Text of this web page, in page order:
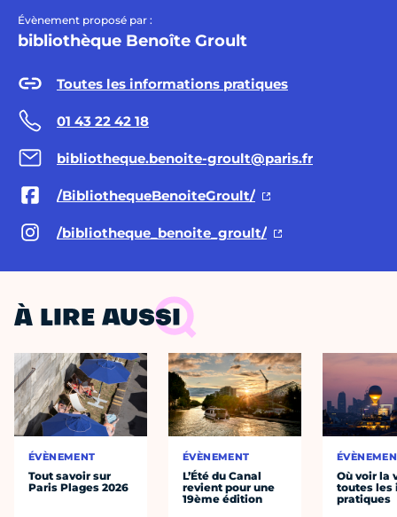
Évènement proposé par :
bibliothèque Benoîte Groult
Toutes les informations pratiques
01 43 22 42 18
bibliotheque.benoite-groult@paris.fr
/BibliothequeBenoiteGroult/
/bibliotheque_benoite_groult/
À LIRE AUSSI
ÉVÈNEMENT
Tout savoir sur
Paris Plages 2026
ÉVÈNEMENT
L’Été du Canal
revient pour une
19ème édition
Où voir la
toutes les
pratiques